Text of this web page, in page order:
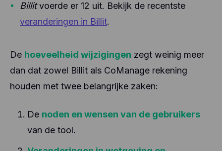
Billitvoerde er 12 uit. Bekijk de recentste
veranderingen in Billit.
De hoeveelheid wijzigingen zegt weinig meer
dan dat zowel Billit als CoManage rekening
houden met twee belangrijke zaken:
De noden en wensen van de gebruikers
van de tool.